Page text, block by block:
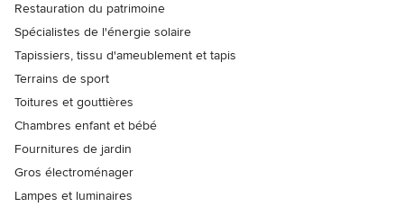
Restauration du patrimoine
Spécialistes de l'énergie solaire
Tapissiers, tissu d'ameublement et tapis
Terrains de sport
Toitures et gouttières
Chambres enfant et bébé
Fournitures de jardin
Gros électroménager
Lampes et luminaires